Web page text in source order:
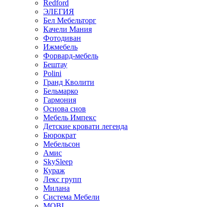
Redford
ЭЛЕГИЯ
Бел Мебельторг
Качели Мания
Фотодиван
Ижмебель
Форвард-мебель
Бештау
Polini
Гранд Кволити
Бельмарко
Гармония
Основа снов
Мебель Импекс
Детские кровати легенда
Бюрократ
Мебельсон
Амис
SkySleep
Кураж
Лекс групп
Милана
Система Мебели